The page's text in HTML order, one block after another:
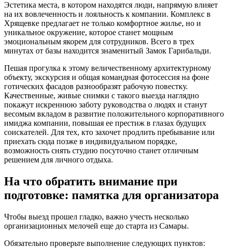
Эстетика места, в котором находятся люди, напрямую влияет
на их вовлеченность и лояльность к компании. Комплекс в
Хрящевке предлагает не только комфортное жилье, но и
уникальное окружение, которое станет мощным
эмоциональным якорем для сотрудников. Всего в трех
минутах от базы находится знаменитый Замок Гарибальди.
Пешая прогулка к этому величественному архитектурному
объекту, экскурсия и общая командная фотосессия на фоне
готических фасадов разнообразят рабочую повестку.
Качественные, живые снимки с такого выезда наглядно
покажут искреннюю заботу руководства о людях и станут
весомым вкладом в развитие положительного корпоративного
имиджа компании, повышая ее престиж в глазах будущих
соискателей. Для тех, кто захочет продлить пребывание или
приехать сюда позже в индивидуальном порядке,
возможность снять студию посуточно станет отличным
решением для личного отдыха.
На что обратить внимание при
подготовке: памятка для организатора
Чтобы выезд прошел гладко, важно учесть несколько
организационных мелочей еще до старта из Самары.
Обязательно проверьте выполнение следующих пунктов: